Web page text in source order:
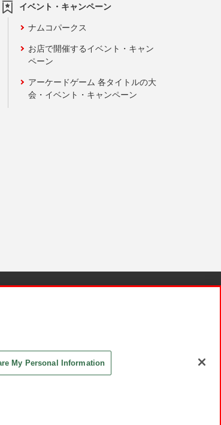
イベント・キャンペーン
ナムコパークス
お店で開催するイベント・キャン
ペーン
アーケードゲーム 各タイトルの大
会・イベント・キャンペーン
My Personal Information